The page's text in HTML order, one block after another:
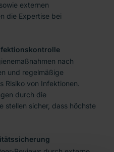
externen
die Expertise bei
nach
und regelmäßige
Risiko von Infektionen.
durch die
stellen sicher, dass höchste